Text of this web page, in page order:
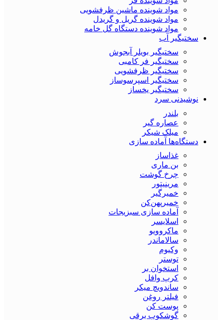
مواد شوینده ماشین ظرفشویی
مواد شوینده گریل و گریدل
مواد شوینده دستگاه گل خامه
سختیگیر آب
سختیگیر بویلر آبجوش
سختیگیر فر کامبی
سختیگیر ظرفشویی
سختیگیر اسپرسوساز
سختیگیر یخساز
نوشیدنی سرد
بلندر
عصاره گیر
میلک شیکر
دستگاه‌ها آماده سازی
غذاساز
بن ماری
چرخ گوشت
مرینیتور
خمیرگیر
خمیر‌پهن‌کن
آماده سازی سبزیجات
اسلایسر
ماکروویو
سالاماندر
وکیوم
توستر
استخوان بر
کرپ وافل
ساندویچ میکر
فیلتر روغن
پوست کن
گوشکوب برقی